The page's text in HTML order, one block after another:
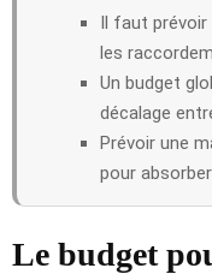
Il faut prévoir
les
Un budget
décalage
Prévoir une
pour
Le budget